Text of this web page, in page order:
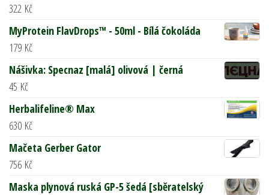
322 Kč
MyProtein FlavDrops™ - 50ml - Bílá čokoláda
179 Kč
Nášivka: Specnaz [malá] olivová | černá
45 Kč
Herbalifeline® Max
630 Kč
Mačeta Gerber Gator
756 Kč
Maska plynová ruská GP-5 šedá [sběratelský